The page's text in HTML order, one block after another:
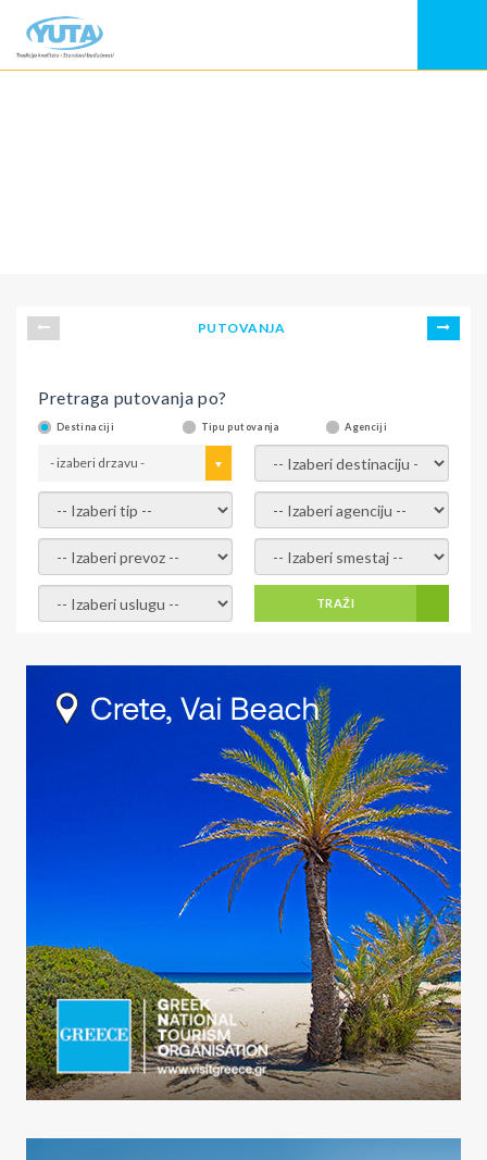
PUTOVANJA
Pretraga putovanja po?
Destinaciji Tipu putovanja Agenciji
- izaberi drzavu - - izaberi destinaciju -
- izaberi tip - - izaberi agenciju -
- izaberi prevoz - - Izaberite smestaj -
- Izaberite uslugu - TRAŽI